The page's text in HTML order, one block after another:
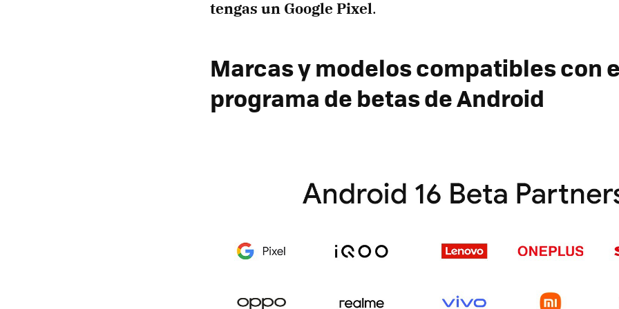
tengas un Google Pixel.
Marcas y modelos compatibles con
programa de betas de Android